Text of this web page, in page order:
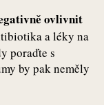
ovlivnit
a léky na
poraďte s
by pak neměly